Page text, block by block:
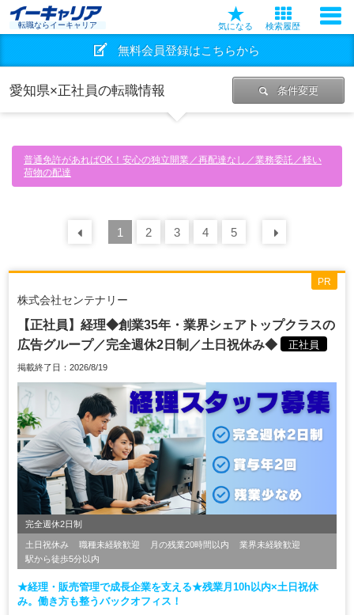
転職ならイーキャリア 気になる 検索履歴
無料会員登録はこちらから
愛知県×正社員の転職情報 条件変更
普通免許があればOK！安心の独立開業／再配達なし／業務委託／軽い
荷物の配達
前の 30
1 2 3 4 5
株式会社センテナリー
【正社員】経理◆創業35年・業界シェアトップクラスの
広告グループ／完全週休2日制／土日祝休み◆
正社員
掲載終了日：2026/8/19
完全週休2日制
土日祝休み 職種未経験歓迎 月の残業20時間以内
業界未経験歓迎
駅から徒歩5分以内
★経理・販売管理で成長企業を支える★残業月10h以内×土日祝休
み。働き方も整うバックオフィス！
PR